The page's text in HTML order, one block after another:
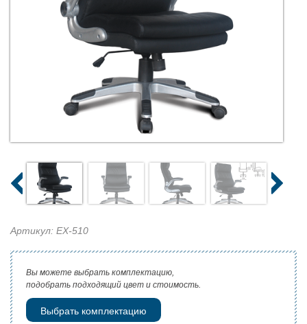
Артикул: EX-510
Вы можете выбрать комплектацию,
подобрать подходящий цвет и стоимость.
Выбрать комплектацию